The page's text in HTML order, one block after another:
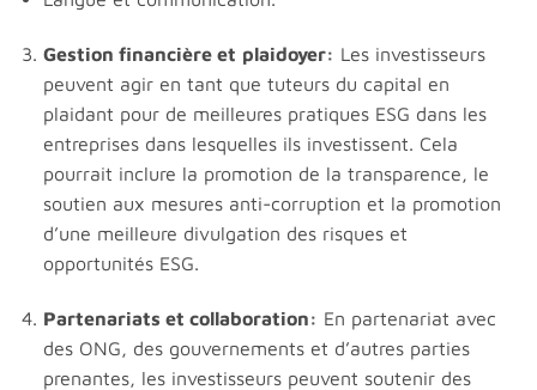
Gestion financière et plaidoyer: Les investisseurs
peuvent agir en tant que tuteurs du capital en
plaidant pour de meilleures pratiques ESG dans les
entreprises dans lesquelles ils investissent. Cela
pourrait inclure la promotion de la transparence, le
soutien aux mesures anti-corruption et la promotion
d’une meilleure divulgation des risques et
opportunités ESG.
Partenariats et collaboration: En partenariat avec
des ONG, des gouvernements et d’autres parties
prenantes, les investisseurs peuvent soutenir des